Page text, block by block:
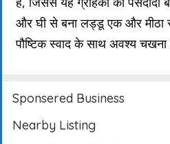
और घी से बना लड्डू एक और मीठा
पौष्टिक स्वाद के साथ अवश्य चखना
Sponsered Business
Nearby Listing